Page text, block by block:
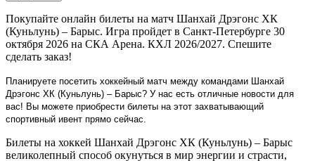
Покупайте онлайн билеты на матч Шанхай Дрэгонс ХК
(Куньлунь) – Барыс. Игра пройдет в Санкт-Петербурге 30
октября 2026 на СКА Арена. КХЛ 2026/2027. Спешите
сделать заказ!
Планируете посетить хоккейный матч между командами Шанхай
Дрэгонс ХК (Куньлунь) – Барыс? У нас есть отличные новости для
вас! Вы можете приобрести билеты на этот захватывающий
спортивный ивент прямо сейчас.
Билеты на хоккей Шанхай Дрэгонс ХК (Куньлунь) – Барыс
великолепный способ окунуться в мир энергии и страсти,